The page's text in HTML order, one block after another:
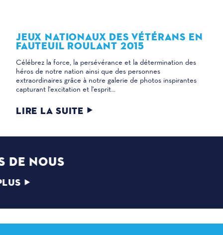
JEUX NATIONAUX DES VÉTÉRANS EN
FAUTEUIL ROULANT 2015
Célébrez la force, la persévérance et la détermination des
héros de notre nation ainsi que des personnes
extraordinaires grâce à notre galerie de photos inspirantes
capturant l'excitation et l'esprit...
LIRE LA SUITE
A PROPOS DE NOUS
EN SAVOIR PLUS